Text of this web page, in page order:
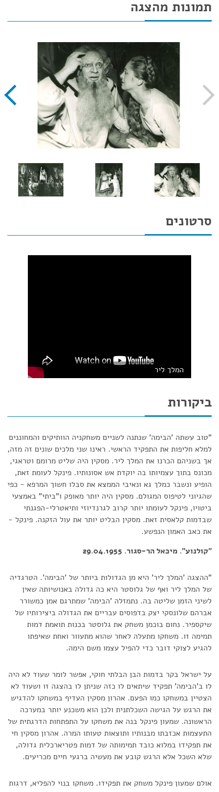
תמונות מהצגה
סרטונים
המלך ליר
ביקורות
"טוב עשתה 'הבימה' שנתנה לשניים משחקניה הוותיקים והמחוננים
למלא חליפות את התפקיד הראשי. ראינו שני מלכים שונים זה מזה,
אך בשניהם הכרנו את המלך ליר. מסקין היה שליט מרומם וטראגי,
מכונס בתוך עצמיותו בה יוקדת אש אסונותיו. פינקל לעומת זאת,
הופיע ונשבר כמלך גא ונאיבי הממצא את סבלו חשוך המרפא - כפי
שהגיוני לטיפוס המגולם. מסקין היה יותר מאופק ו"ביתי" באמצעי
ביטויו, פינקל לעומתו יותר קרוב לגרנדיוזי ותיאטרלי-הפגנתי
שבדמות קלאסית זאת. מסקין הבליט יותר את עול הזקנה. פינקל -
את כאב האמון הנפשע.
"קולנוע". מיכאל הר-סגור. 29.04.1955
"ההצגה 'המלך ליר' היא מן הגדולות ביותר של 'הבימה'. הטרגדיה
של המלך ליר ואף של גלוסטר היא כה גדולה באנושיותה שאין
לשיני הזמן שליטה בה. נתמזלה 'הבימה' שמתרגם אמן כמשורר
אברהם שלונסקי יצק בדפוסים עבריים את הגדולה ביצירותיו של
שיקספיר. נחום בוכמן משחק את גלוסטר בכנות תואמת דמות
תמימה זו. משחקו מתעלה לאחר שהוא מתעוור ואחת שאיפתו
להגיע לצוקי דובר כדי להפיל עצמו משם הימה.
על ישראל בקר בדמות הבן הבלתי חוקי, אפשר לומר שעוד לא היה
לו ב'הבימה' תפקיד שיתאים לו כזה שניתן לו בהצגה זו ושעוד לא
הצטיין במשחקו כמו הפעם. אהרון מסקין העדיף במשחקו להדגיש
את הרגש על הגישה השכלתנית ולכן הוא משכנע יותר במערכה
הראשונה. שמעון פינקל בנה את משחקו על התפתחות הדרגתית של
התעצמות אכזבתו מבנותיו ותוצאות טעותו המרה. אהרון מסקין חי
את תפקידו במלוא כובד תמימותה של דמות פטריארכלית גדולה,
שלא השכל אלא הרגש קובע את מעשיה ברגעי חיים מכריעים.
אולם שמעון פינקל משחק את תפקידו. משחקו בנוי להפליא, דרגות